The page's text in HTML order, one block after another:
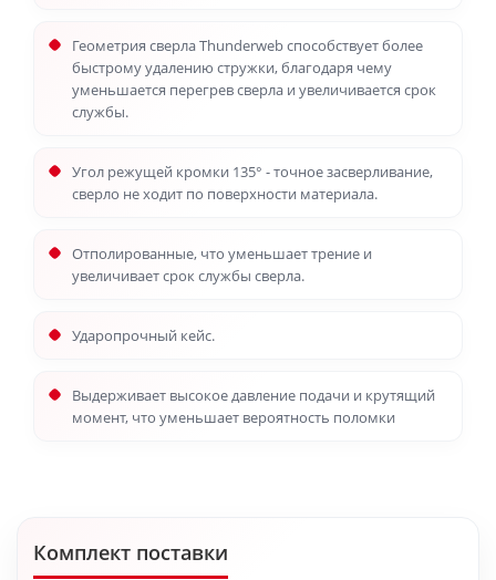
Геометрия сверла Thunderweb способствует более
быстрому удалению стружки, благодаря чему
уменьшается перегрев сверла и увеличивается срок
службы.
Угол режущей кромки 135° - точное засверливание,
сверло не ходит по поверхности материала.
Отполированные, что уменьшает трение и
увеличивает срок службы сверла.
Ударопрочный кейс.
Выдерживает высокое давление подачи и крутящий
момент, что уменьшает вероятность поломки
Комплект поставки